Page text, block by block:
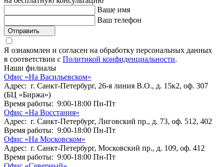
Ваше имя
Ваш телефон
Отправить
Я ознакомлен и согласен на обработку персональных данных
в соответствии с Политикой конфиденциальности.
Наши филиалы
Офис «На Васильевском»
Адрес: г. Санкт-Петербург, 26-я линия В.О., д. 15к2, оф. 307
(БЦ «Биржа»)
Время работы: 9:00-18:00 Пн-Пт
Офис «На Восстания»
Адрес: г. Санкт-Петербург, Лиговский пр., д. 73, оф. 512, 402
Время работы: 9:00-18:00 Пн-Пт
Офис «На Московском»
Адрес: г. Санкт-Петербург, Московский пр., д. 109, оф. 412
Время работы: 9:00-18:00 Пн-Пт